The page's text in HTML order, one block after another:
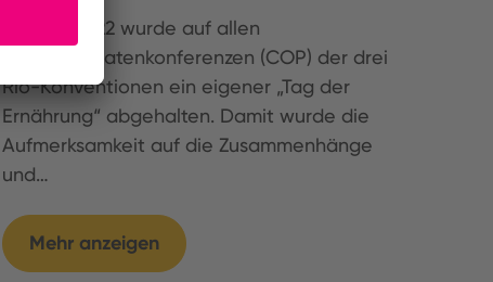
Im Jahr 2022 wurde auf allen
Vertragsstaatenkonferenzen (COP) der drei
Rio-Konventionen ein eigener „Tag der
Ernährung“ abgehalten. Damit wurde die
Aufmerksamkeit auf die Zusammenhänge
und…
Mehr anzeigen